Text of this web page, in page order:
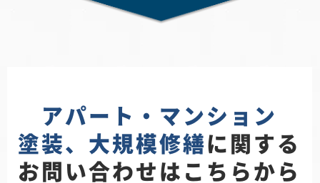
アパート・マンション
塗装、大規模修繕に関する
お問い合わせはこちらから